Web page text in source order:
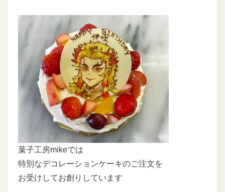
菓子工房mikeでは
特別なデコレーションケーキのご注文を
お受けしてお創りしています